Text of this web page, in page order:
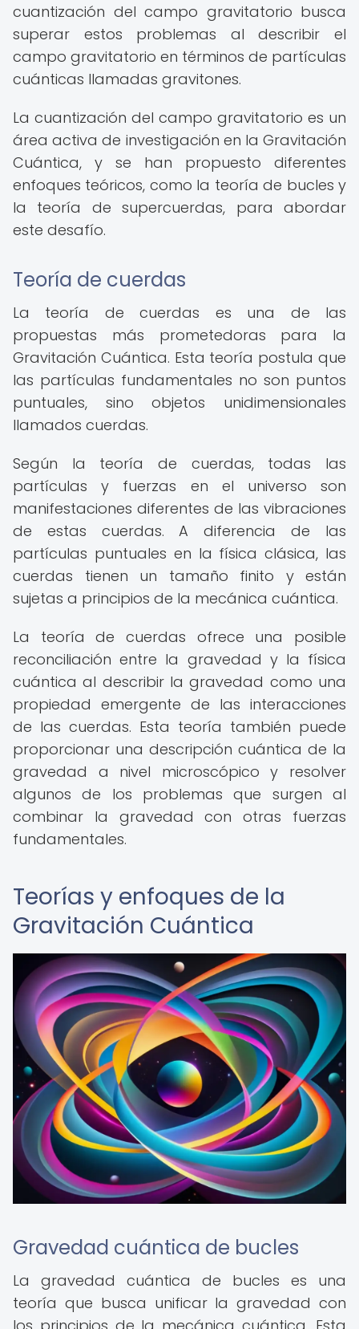
cuantización del campo gravitatorio busca
superar estos problemas al describir el
campo gravitatorio en términos de partículas
cuánticas llamadas gravitones.
La cuantización del campo gravitatorio es un
área activa de investigación en la Gravitación
Cuántica, y se han propuesto diferentes
enfoques teóricos, como la teoría de bucles y
la teoría de supercuerdas, para abordar
este desafío.
Teoría de cuerdas
La teoría de cuerdas es una de las
propuestas más prometedoras para la
Gravitación Cuántica. Esta teoría postula que
las partículas fundamentales no son puntos
puntuales, sino objetos unidimensionales
llamados cuerdas.
Según la teoría de cuerdas, todas las
partículas y fuerzas en el universo son
manifestaciones diferentes de las vibraciones
de estas cuerdas. A diferencia de las
partículas puntuales en la física clásica, las
cuerdas tienen un tamaño finito y están
sujetas a principios de la mecánica cuántica.
La teoría de cuerdas ofrece una posible
reconciliación entre la gravedad y la física
cuántica al describir la gravedad como una
propiedad emergente de las interacciones
de las cuerdas. Esta teoría también puede
proporcionar una descripción cuántica de la
gravedad a nivel microscópico y resolver
algunos de los problemas que surgen al
combinar la gravedad con otras fuerzas
fundamentales.
Teorías y enfoques de la
Gravitación Cuántica
Gravedad cuántica de bucles
La gravedad cuántica de bucles es una
teoría que busca unificar la gravedad con